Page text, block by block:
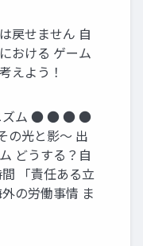
戻せません 自
おける ゲーム
えよう！
ズム ● ● ● ●
光と影～ 出
どうする？自
「責任ある立
の労働事情 ま